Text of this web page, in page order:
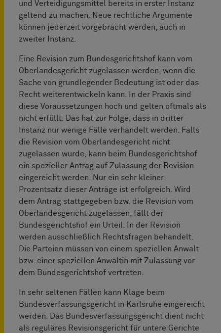
und Verteidigungsmittel bereits in erster Instanz
geltend zu machen. Neue rechtliche Argumente
können jederzeit vorgebracht werden, auch in
zweiter Instanz.
Eine Revision zum Bundesgerichtshof kann vom
Oberlandesgericht zugelassen werden, wenn die
Sache von grundlegender Bedeutung ist oder das
Recht weiterentwickeln kann. In der Praxis sind
diese Voraussetzungen hoch und gelten oftmals als
nicht erfüllt. Das hat zur Folge, dass in dritter
Instanz nur wenige Fälle verhandelt werden. Falls
die Revision vom Oberlandesgericht nicht
zugelassen wurde, kann beim Bundesgerichtshof
ein spezieller Antrag auf Zulassung der Revision
eingereicht werden. Nur ein sehr kleiner
Prozentsatz dieser Anträge ist erfolgreich. Wird
dem Antrag stattgegeben bzw. die Revision vom
Oberlandesgericht zugelassen, fällt der
Bundesgerichtshof ein Urteil. In der Revision
werden ausschließlich Rechtsfragen behandelt.
Die Parteien müssen von einem speziellen Anwalt
bzw. einer speziellen Anwältin mit Zulassung vor
dem Bundesgerichtshof vertreten.
In sehr seltenen Fällen kann Klage beim
Bundesverfassungsgericht in Karlsruhe eingereicht
werden. Das Bundesverfassungsgericht dient nicht
als reguläres Revisionsgericht für untere Gerichte